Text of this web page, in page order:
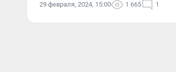
29 февраля, 2024, 15:00 1 665 1